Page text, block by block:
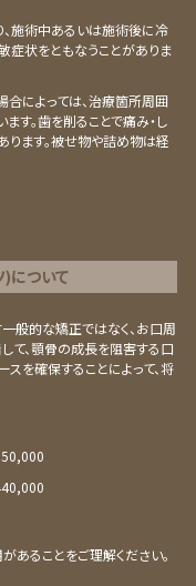
、施術中あるいは施術後に冷
症状をともなうことがありま
合によっては、治療箇所周囲
す。⻭を削ることで痛み・し
ります。被せ物や詰め物は経
について
般的な矯正ではなく、お口周
て、顎骨の成長を阻害する口
を確保することによって、将
ることをご理解ください。